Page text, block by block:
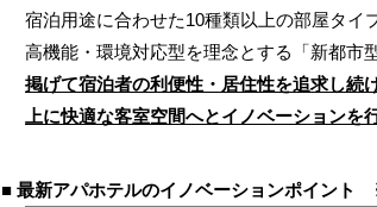
宿泊用途に合わせた10種類以上の部屋タイ
高機能・環境対応型を理念とする「新都市
掲げて宿泊者の利便性・居住性を追求し続
上に快適な客室空間へとイノベーションを
■ 最新アパホテルのイノベーションポイン